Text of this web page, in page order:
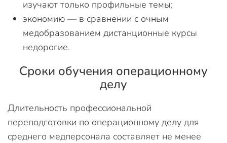
изучают только профильные темы;
экономию — в сравнении с очным
медобразованием дистанционные курсы
недорогие.
Сроки обучения операционному
делу
Длительность профессиональной
переподготовки по операционному делу для
среднего медперсонала составляет не менее